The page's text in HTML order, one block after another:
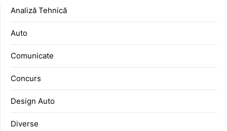
Analiză Tehnică
Auto
Comunicate
Concurs
Design Auto
Diverse